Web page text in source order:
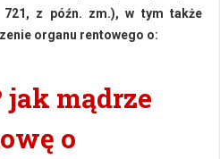
z późn. zm.), w tym także
organu rentowego o:
mądrze
o